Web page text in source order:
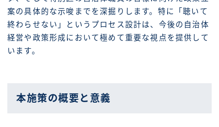
案の具体的な示唆までを深掘りします。特に「聴いて
終わらせない」というプロセス設計は、今後の自治体
経営や政策形成において極めて重要な視点を提供して
います。
本施策の概要と意義